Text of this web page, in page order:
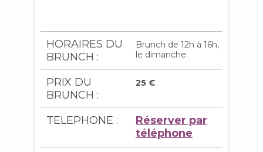
HORAIRES DU
BRUNCH :
Brunch de 12h à 16h,
le dimanche.
PRIX DU
BRUNCH :
25 €
TELEPHONE :
Réserver par
téléphone